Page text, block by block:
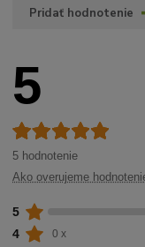
Pridať hodnotenie
5
5 hodnotenie
Ako overujeme
5
4 0 x